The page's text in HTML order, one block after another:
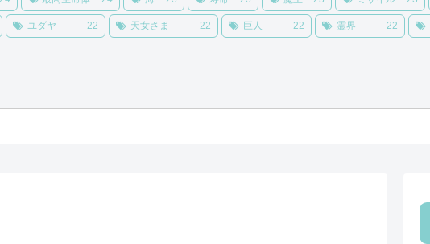
ユダヤ 22 天女さま 22 巨人 22 霊界 22